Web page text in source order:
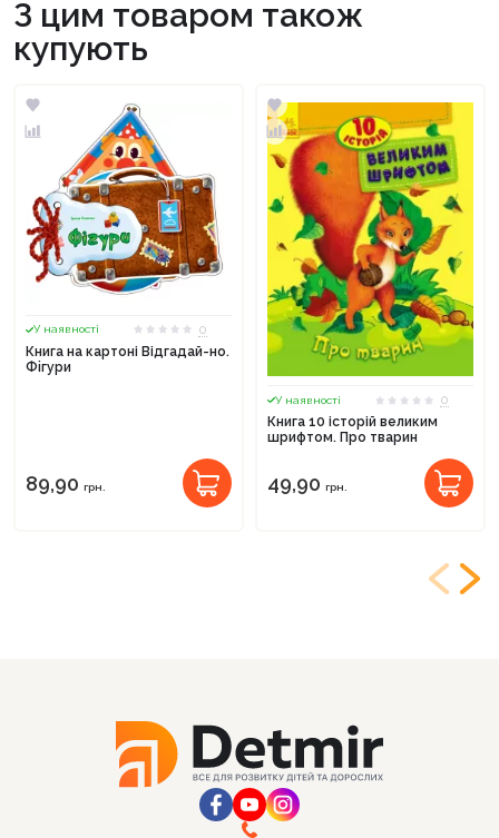
З цим товаром також
купують
У наявності
0
Книга на картоні Відгадай-но.
Фiгури
89,90 грн.
У наявності
0
Книга 10 історій великим
шрифтом. Про тварин
49,90 грн.